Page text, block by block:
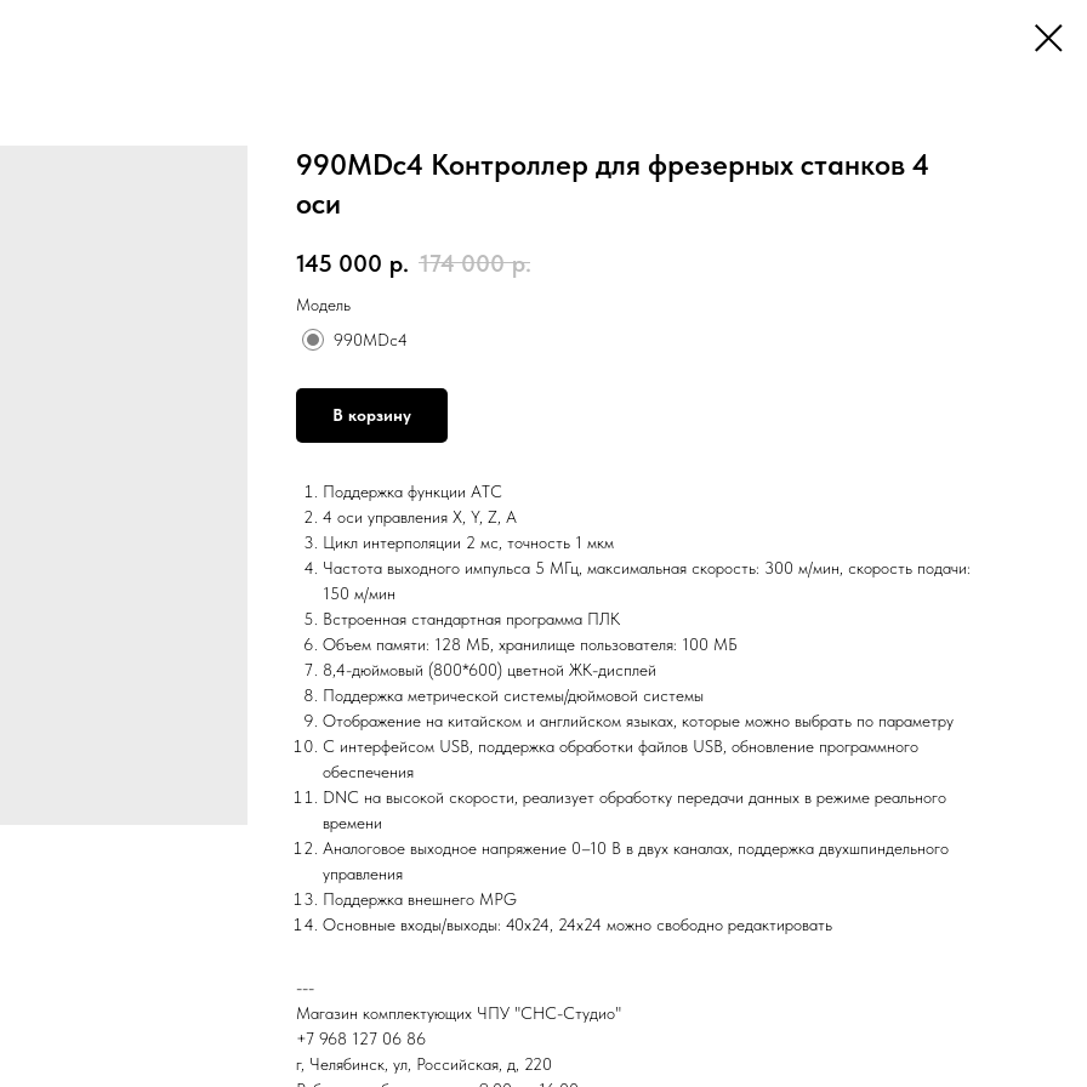
990MDc4 Контроллер для фрезерных станков 4
оси
145 000 р. 174 000 р.
Модель
990MDc4
В корзину
Поддержка функции ATC
4 оси управления X, Y, Z, А
Цикл интерполяции 2 мс, точность 1 мкм
Частота выходного импульса 5 МГц, максимальная скорость: 300 м/мин, скорость подачи:
150 м/мин
Встроенная стандартная программа ПЛК
Объем памяти: 128 МБ, хранилище пользователя: 100 МБ
8,4-дюймовый (800*600) цветной ЖК-дисплей
Поддержка метрической системы/дюймовой системы
Отображение на китайском и английском языках, которые можно выбрать по параметру
С интерфейсом USB, поддержка обработки файлов USB, обновление программного
обеспечения
DNC на высокой скорости, реализует обработку передачи данных в режиме реального
времени
Аналоговое выходное напряжение 0–10 В в двух каналах, поддержка двухшпиндельного
управления
Поддержка внешнего MPG
Основные входы/выходы: 40х24, 24х24 можно свободно редактировать
---
Магазин комплектующих ЧПУ "СНС-Студио"
+7 968 127 06 86
г, Челябинск, ул, Российская, д, 220